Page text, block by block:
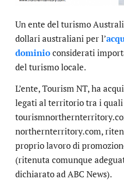
Un ente del turismo
dollari australiani per l’
dominioconsiderati
del turismo locale.
L’ente, Tourism NT, ha
legati al territorio tra i quali
northernterritory.com,
proprio lavoro di
(ritenuta comunque
dichiarato ad ABC News).